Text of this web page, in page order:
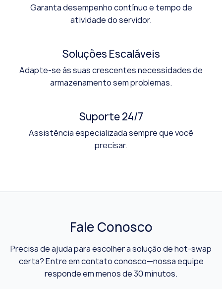
Garanta desempenho contínuo e tempo de
atividade do servidor.
Soluções Escaláveis
Adapte-se às suas crescentes necessidades de
armazenamento sem problemas.
Suporte 24/7
Assistência especializada sempre que você
precisar.
Fale Conosco
Precisa de ajuda para escolher a solução de hot-swap
certa? Entre em contato conosco—nossa equipe
responde em menos de 30 minutos.